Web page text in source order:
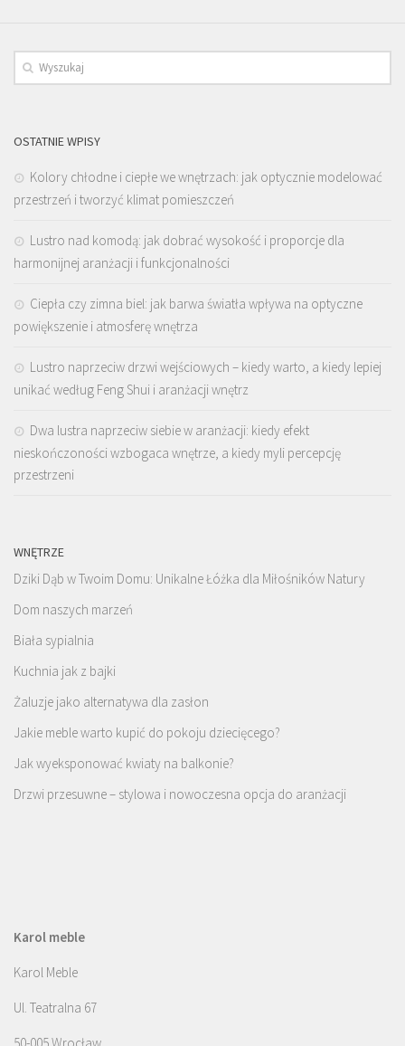
OSTATNIE WPISY
Kolory chłodne i ciepłe we wnętrzach: jak optycznie modelować
przestrzeń i tworzyć klimat pomieszczeń
Lustro nad komodą: jak dobrać wysokość i proporcje dla
harmonijnej aranżacji i funkcjonalności
Ciepła czy zimna biel: jak barwa światła wpływa na optyczne
powiększenie i atmosferę wnętrza
Lustro naprzeciw drzwi wejściowych – kiedy warto, a kiedy lepiej
unikać według Feng Shui i aranżacji wnętrz
Dwa lustra naprzeciw siebie w aranżacji: kiedy efekt
nieskończoności wzbogaca wnętrze, a kiedy myli percepcję
przestrzeni
WNĘTRZE
Dziki Dąb w Twoim Domu: Unikalne Łóżka dla Miłośników Natury
Dom naszych marzeń
Biała sypialnia
Kuchnia jak z bajki
Żaluzje jako alternatywa dla zasłon
Jakie meble warto kupić do pokoju dziecięcego?
Jak wyeksponować kwiaty na balkonie?
Drzwi przesuwne – stylowa i nowoczesna opcja do aranżacji
Karol meble
Karol Meble
Ul. Teatralna 67